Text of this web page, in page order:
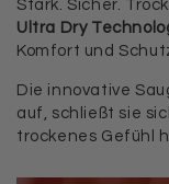
Stark. Sicher.
Ultra Dry
Komfort und
Die innovative
auf, schließt sie
trockenes Gefühl